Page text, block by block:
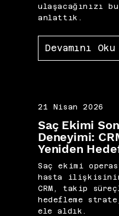
ulaşacağınızı
anlattık.
Devamını Oku
21 Nisan 2026
Saç Ekimi
Deneyimi:
Yeniden
Saç ekimi
hasta ilişkisinin
CRM, takip
hedefleme
ele aldık.